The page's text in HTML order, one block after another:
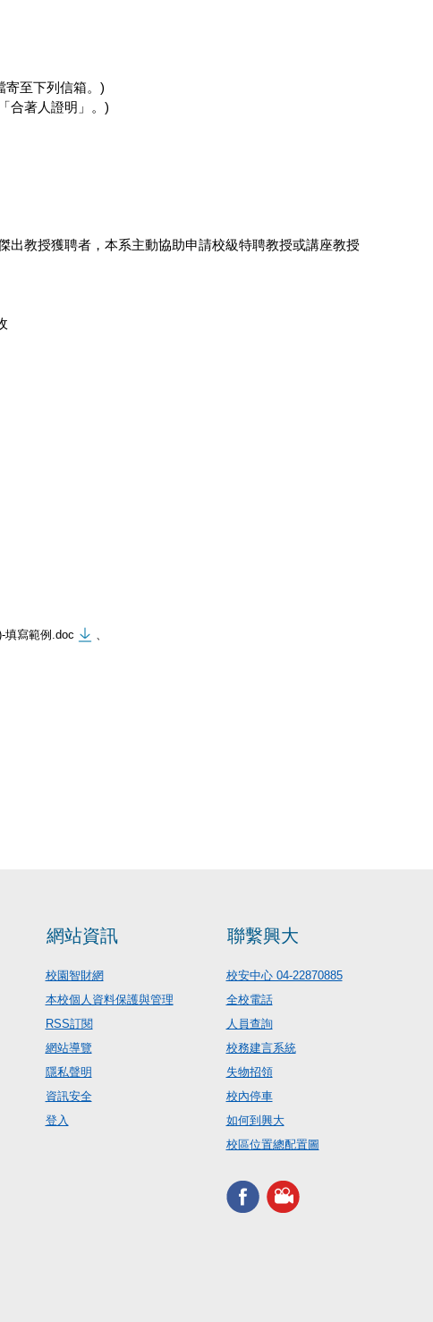
寄至下列信箱。)
合著人證明」。)
教授獲聘者，本系主動協助申請校級特聘教授或講座教授
填寫範例.doc
、
網站資訊
校園智財網
本校個人資料保護與管理
RSS訂閱
網站導覽
隱私聲明
資訊安全
登入
聯繫興大
校安中心 04-22870885
全校電話
人員查詢
校務建言系統
失物招領
校內停車
如何到興大
校區位置總配置圖